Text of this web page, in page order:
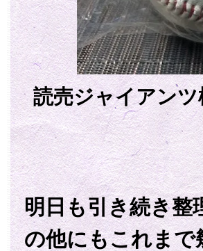
読売ジャイアン
明日も引き続き整
の他にもこれまで